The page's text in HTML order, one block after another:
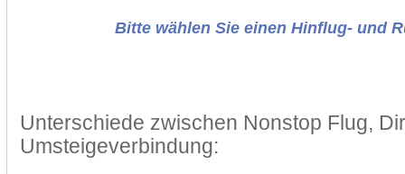
Bitte wählen Sie einen Hinflug- und
Unterschiede zwischen Nonstop Flug,
Umsteigeverbindung: